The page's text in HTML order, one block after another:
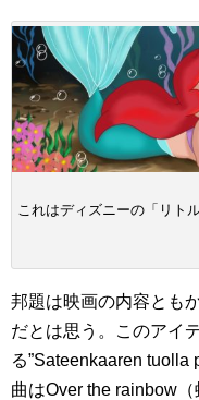
これはディズニーの「リト
邦題は映画の内容とも
だとは思う。このアイ
る”Sateenkaaren tuolla
曲はOver the rainbow